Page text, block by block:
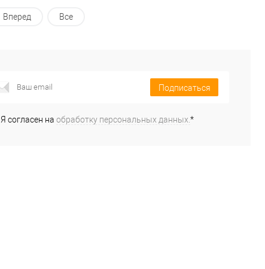
Вперед Все
Подписаться
Я согласен на обработку персональных данных.*